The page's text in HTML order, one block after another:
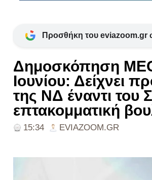
Προσθήκη του eviazoom.gr
Δημοσκόπηση
Ιουνίου: Δείχνει
της ΝΔ έναντι του
επτακομματική
15:34 EVIAZOOM.GR